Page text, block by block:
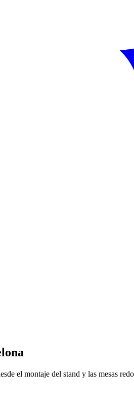
el montaje del stand y las mesas